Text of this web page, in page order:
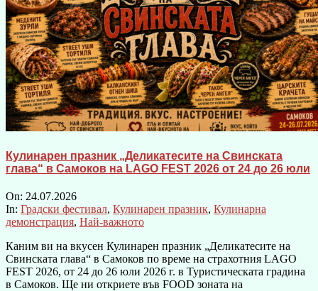
Кулинарен празник „Деликатесите на Свинската
глава“ в Самоков на LAGO FEST 2026 от 24 до 26 юли
On: 24.07.2026
In: Градски фестивал, Кулинарен празник, Кулинарна
демонстрация, Най-важното
Каним ви на вкусен Кулинарен празник „Деликатесите на
Свинската глава“ в Самоков по време на страхотния LAGO
FEST 2026, от 24 до 26 юли 2026 г. в Туристическата градина
в Самоков. Ще ни откриете във FOOD зоната на